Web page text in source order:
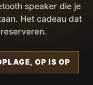
speaker die je
Het cadeau dat
OP IS OP